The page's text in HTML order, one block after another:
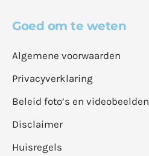
Goed om te weten
Algemene voorwaarden
Privacyverklaring
Beleid foto’s en videobeelden
Disclaimer
Huisregels